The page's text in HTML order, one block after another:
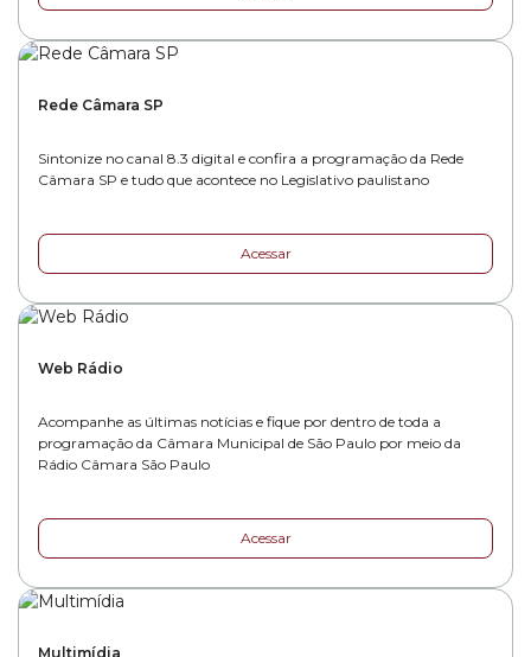
Rede Câmara SP
Sintonize no canal 8.3 digital e confira a programação da Rede
Câmara SP e tudo que acontece no Legislativo paulistano
Acessar
Web Rádio
Acompanhe as últimas notícias e fique por dentro de toda a
programação da Câmara Municipal de São Paulo por meio da
Rádio Câmara São Paulo
Acessar
Multimídia